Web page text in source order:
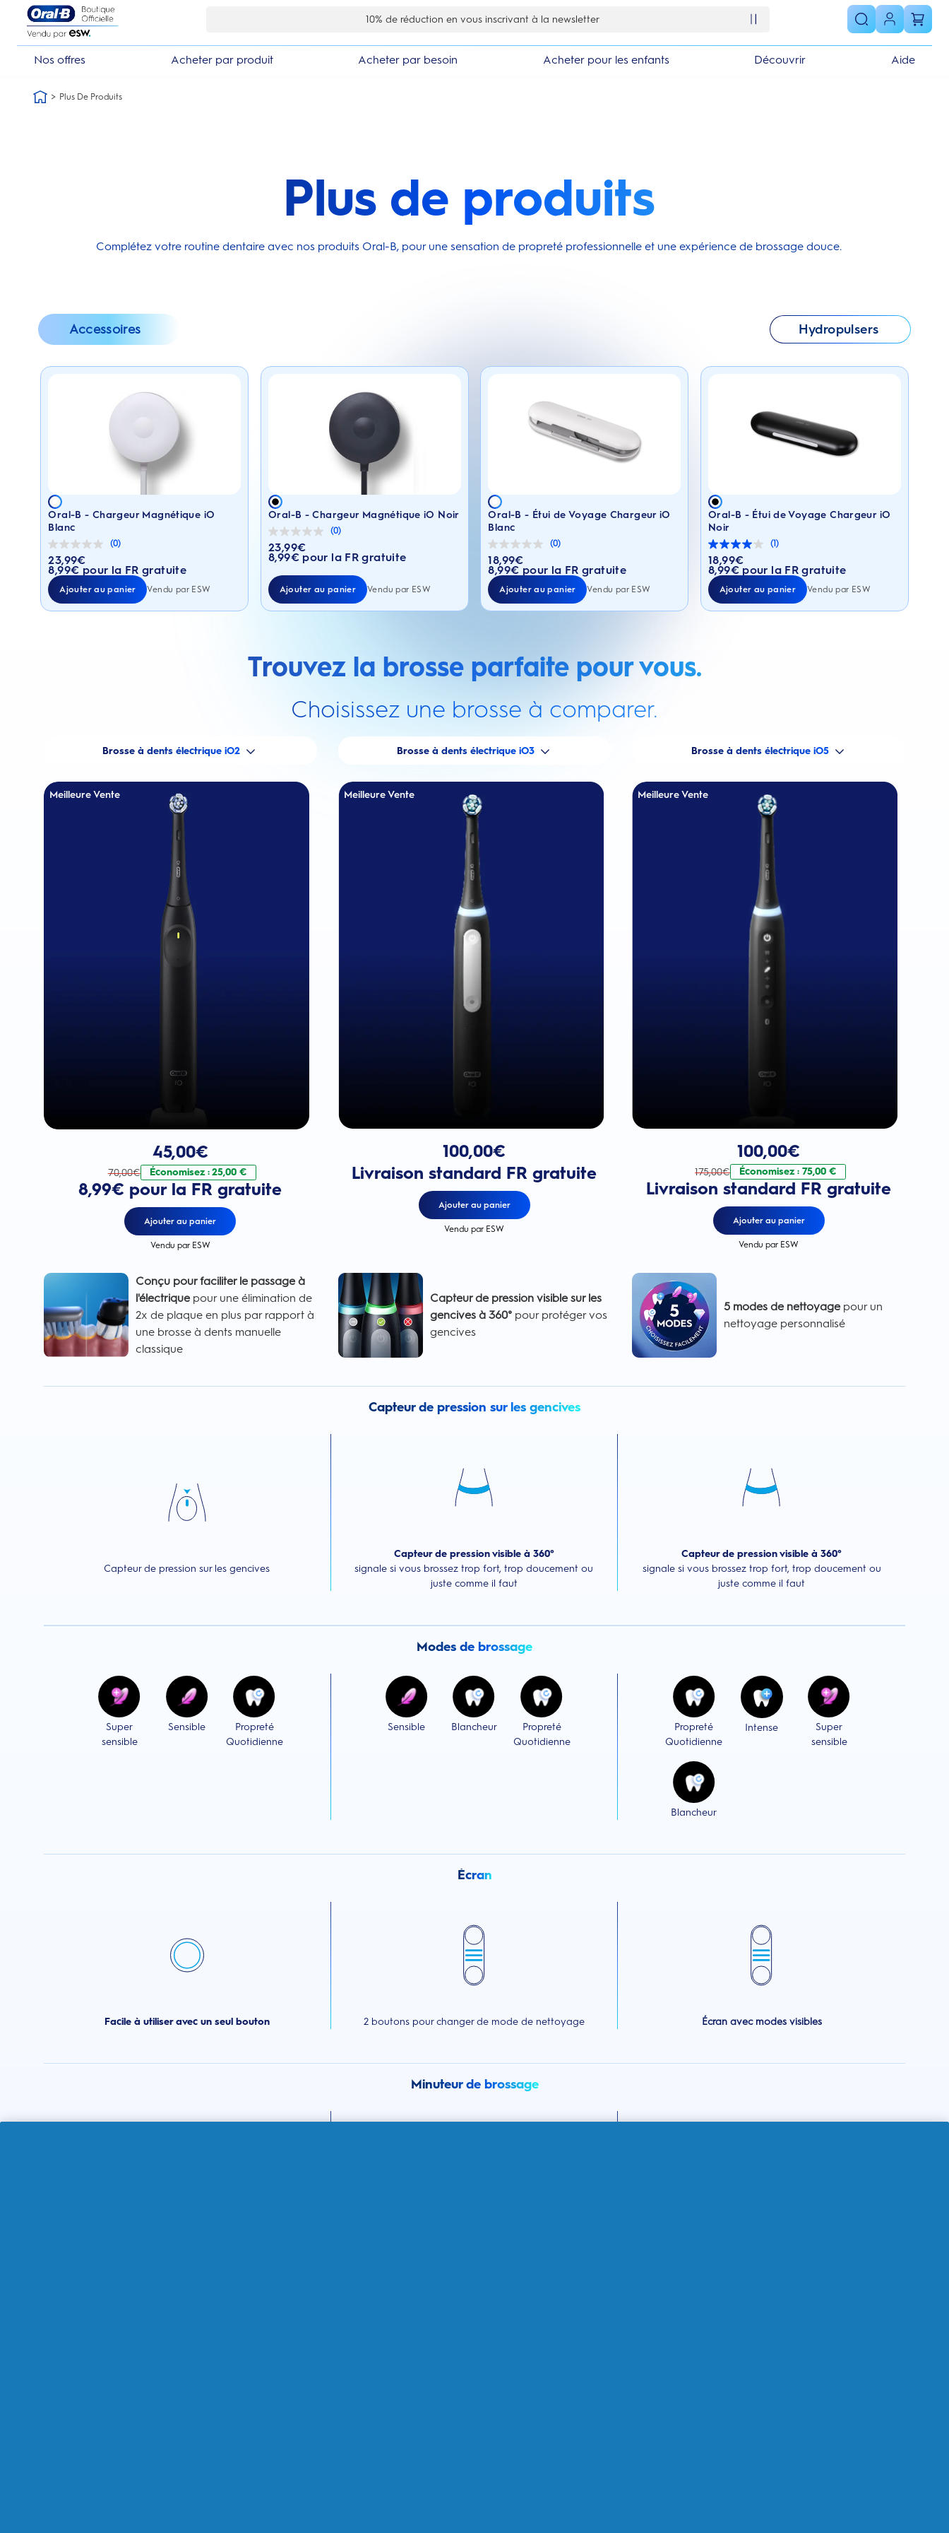
Skip Navigation1
10% de réduction en vous inscrivant à la newsletter
Nos offres Acheter par produit Acheter par besoin Acheter pour les enfants Découvrir Aide
Plus De Produits
Plus de produits
Complétez votre routine dentaire avec nos produits Oral-B, pour une sensation de propreté professionnelle et une expérience de brossage douce.
Accessoires Hydropulsers
Oral-B - Chargeur Magnétique iO
Blanc
(0)
0.0
sur
5
étoiles.
Prix actuel : 23,99€
23,99€
8,99€ pour la FR gratuite
Ajouter au panier Vendu par ESW
Oral-B - Chargeur Magnétique iO Noir
(0)
0.0
sur
5
étoiles.
Prix actuel : 23,99€
23,99€
8,99€ pour la FR gratuite
Ajouter au panier Vendu par ESW
Oral-B - Étui de Voyage Chargeur iO
Blanc
(0)
0.0
sur
5
étoiles.
Prix actuel : 18,99€
18,99€
8,99€ pour la FR gratuite
Ajouter au panier Vendu par ESW
Oral-B - Étui de Voyage Chargeur iO
Noir
(1)
4.0
sur
5
étoiles.
1
avis
Prix actuel : 18,99€
18,99€
8,99€ pour la FR gratuite
Ajouter au panier Vendu par ESW
Trouvez la brosse parfaite pour vous.
Choisissez une brosse à comparer.
Brosse à dents électrique iO2
Meilleure Vente
45,00€
70,00€ Économisez : 25,00 €
8,99€ pour la FR gratuite
Ajouter au panier
Vendu par ESW
Brosse à dents électrique iO3
Meilleure Vente
100,00€
Livraison standard FR gratuite
Ajouter au panier
Vendu par ESW
Brosse à dents électrique iO5
Meilleure Vente
100,00€
175,00€ Économisez : 75,00 €
Livraison standard FR gratuite
Ajouter au panier
Vendu par ESW
Conçu pour faciliter le passage à
l'électriquepour une élimination de
2x de plaque en plus par rapport à
une brosse à dents manuelle
classique
Capteur de pression visible sur les
gencives à 360°pour protéger vos
gencives
5 modes de nettoyagepour un
nettoyage personnalisé
Capteur de pression sur les gencives
Capteur de pression sur les gencives
Capteur de pression visible à 360°
signale si vous brossez trop fort, trop doucement ou
juste comme il faut
Capteur de pression visible à 360°
signale si vous brossez trop fort, trop doucement ou
juste comme il faut
Modes de brossage
Super
sensible
Sensible
Propreté
Quotidienne
Sensible Blancheur
Propreté
Quotidienne
Propreté
Quotidienne
Intense
Super
sensible
Blancheur
Écran
Facile à utiliser avec un seul bouton 2 boutons pour changer de mode de nettoyage Écran avec modes visibles
Minuteur de brossage